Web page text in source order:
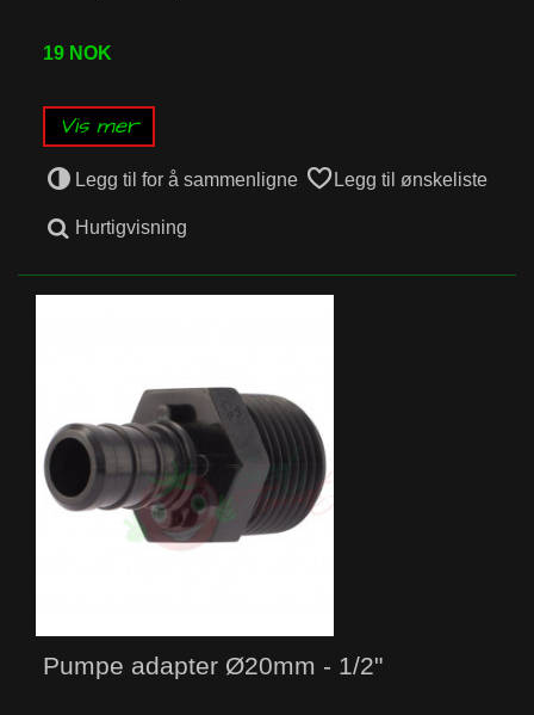
19 NOK
Vis mer
Legg til for å sammenligne Legg til ønskeliste
Hurtigvisning
Pumpe adapter Ø20mm - 1/2"